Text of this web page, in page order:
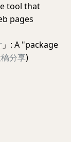
tool that
pages
」: A "package
分享)